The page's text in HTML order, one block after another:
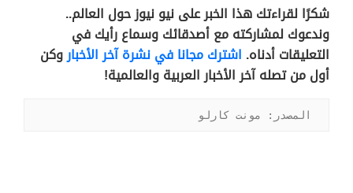
شكرًا لقراءتك هذا الخبر على نيو نيوز حول العالم..
وندعوك لمشاركته مع أصدقائك وسماع رأيك في
التعليقات أدناه. اشترك مجانا في نشرة آخر الأخباروكن
أول من تصله آخر الأخبار العربية والعالمية!
المصدر: مونت كارلو